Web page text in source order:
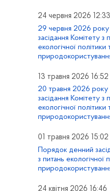
24 червня 2026 12:33
29 червня 2026 року
засідання Комітету з
екологічної політики
13 травня 2026 16:52
20 травня 2026 року
засідання Комітету з
екологічної політики
01 травня 2026 15:02
Порядок денний
з питань екологічної
24 квітня 2026 16:46